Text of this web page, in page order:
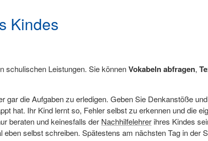
Kindes
schulischen Leistungen. Sie könnenVokabeln abfragen,
gar die Aufgaben zu erledigen. Geben Sie Denkanstöße
hat. Ihr Kind lernt so, Fehler selbst zu erkennen und die
beraten und keinesfalls der Nachhilfelehrer ihres Kindes
selbst schreiben. Spätestens am nächsten Tag in der